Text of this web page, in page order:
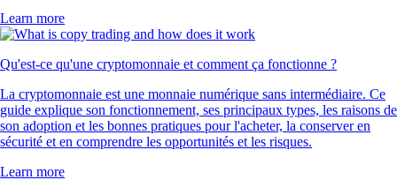
Learn more
Qu'est-ce qu'une cryptomonnaie et comment ça fonctionne ?
La cryptomonnaie est une monnaie numérique sans intermédiaire. Ce
guide explique son fonctionnement, ses principaux types, les raisons de
son adoption et les bonnes pratiques pour l'acheter, la conserver en
sécurité et en comprendre les opportunités et les risques.
Learn more